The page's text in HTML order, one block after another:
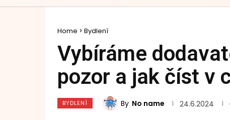
Home Bydlení
Vybíráme
pozor a jak číst v
BYDLENÍ By No name 24.6.2024